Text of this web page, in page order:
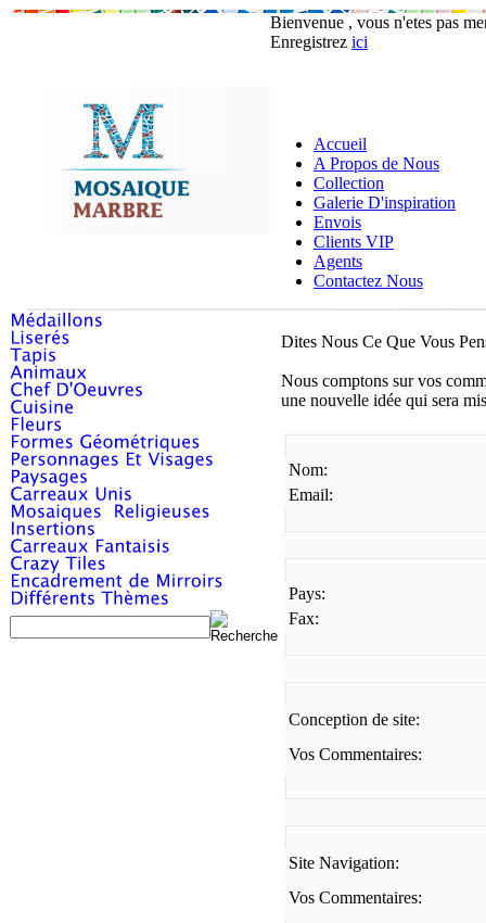
Bienvenue , vous n'etes pas
Enregistrez ici
Accueil
A Propos de Nous
Collection
Galerie D'inspiration
Envois
Clients VIP
Agents
Contactez Nous
Dites Nous Ce Que Vous
Nous comptons sur vos
une nouvelle idée qui sera
Nom:
Email:
Pays:
Fax:
Conception de site:
Vos Commentaires:
Site Navigation:
Vos Commentaires: